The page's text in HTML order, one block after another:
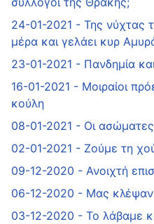
24-01-2021 - Της νύχτας
μέρα και γελάει κυρ
23-01-2021 - Πανδημία
16-01-2021 - Mοιραίοι
κούλη
08-01-2021 - Οι
02-01-2021 - Ζούμε τη
09-12-2020 - Ανοιχτή
06-12-2020 - Μας
03-12-2020 - Το λάβαμε